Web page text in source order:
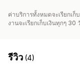
ค่าบริการทั้งหมดจะเรียกเ
งานจะเรียกเก็บเงินทุกๆ 30
รีวิว (4)